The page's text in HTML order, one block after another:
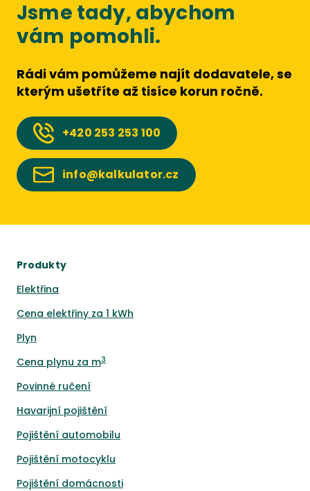
Jsme tady, abychom
vám pomohli.
Rádi vám pomůžeme najít dodavatele, se
kterým ušetříte až tisíce korun ročně.
+420 253 253 100
info@kalkulator.cz
Produkty
Elektřina
Cena elektřiny za 1 kWh
Plyn
Cena plynu za m3
Povinné ručení
Havarijní pojištění
Pojištění automobilu
Pojištění motocyklu
Pojištění domácnosti